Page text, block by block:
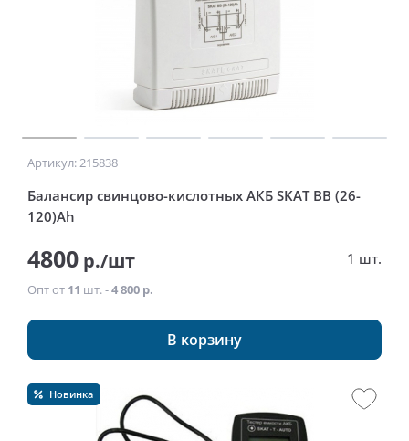
Артикул: 215838
Балансир свинцово-кислотных АКБ SKAT BB (26-
120)Ah
4800 р./шт 1 шт.
Опт от 11 шт. -4 800 р.
В корзину
Новинка